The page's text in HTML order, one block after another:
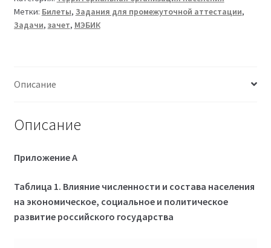
населения
ТМ-009/2-
Метки: Билеты, Задания для промежуточной аттестации,
Задачи, зачет, МЭБИК
Описание
Описание
Приложение А
Таблица 1. Влияние численности и состава населения
на экономическое, социальное и политическое
развитие российского государства